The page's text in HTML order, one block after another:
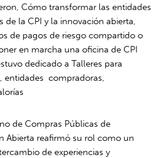
Cómo transformar las entidades
de la CPI y la innovación abierta,
de pagos de riesgo compartido o
en marcha una oficina de CPI
dedicado a Talleres para
entidades compradoras,
de Compras Públicas de
Abierta reafirmó su rol como un
de experiencias y